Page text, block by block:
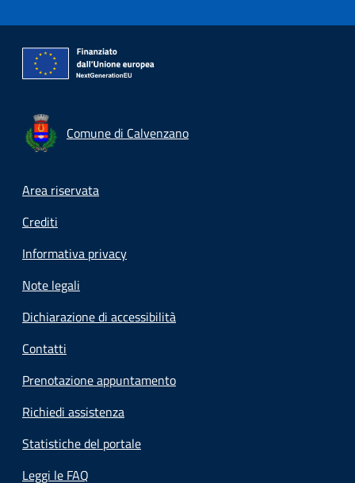
Comune di Calvenzano
Footer menu
Area riservata
Crediti
Informativa privacy
Note legali
Dichiarazione di accessibilità
Contatti
Prenotazione appuntamento
Richiedi assistenza
Statistiche del portale
Leggi le FAQ